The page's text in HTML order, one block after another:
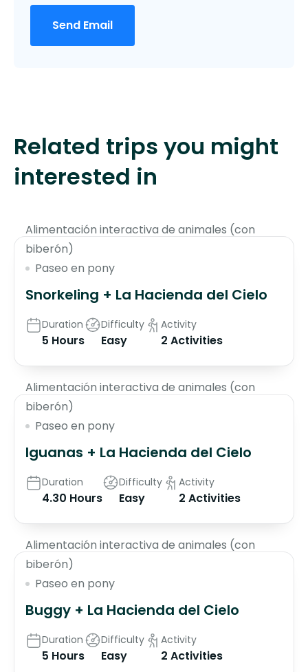
Send Email
Related trips you might
interested in
Alimentación interactiva de animales (con
biberón)
Paseo en pony
Snorkeling + La Hacienda del Cielo
Duration
5 Hours
Difficulty
Easy
Activity
2 Activities
Alimentación interactiva de animales (con
biberón)
Paseo en pony
Iguanas + La Hacienda del Cielo
Duration
4.30 Hours
Difficulty
Easy
Activity
2 Activities
Alimentación interactiva de animales (con
biberón)
Paseo en pony
Buggy + La Hacienda del Cielo
Duration
5 Hours
Difficulty
Easy
Activity
2 Activities